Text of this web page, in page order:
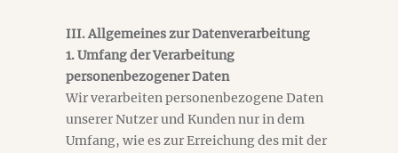
III. Allgemeines zur Datenverarbeitung
1. Umfang der Verarbeitung
personenbezogener Daten
Wir verarbeiten personenbezogene Daten
unserer Nutzer und Kunden nur in dem
Umfang, wie es zur Erreichung des mit der